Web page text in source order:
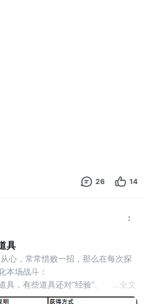
装备，一定要先升级您的账号等
商人等级）？
商店售卖的物品，所以，物品的价值
多。但是要注意，【涨价】并不会
26 14
具
心，常常惜败一招，那么在每次探
本场战斗：
具，有些道具还对”经验“、”冒险速
全文